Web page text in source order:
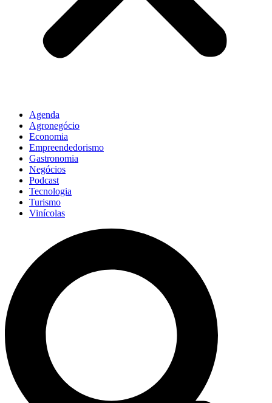
Agenda
Agronegócio
Economia
Empreendedorismo
Gastronomia
Negócios
Podcast
Tecnologia
Turismo
Vinícolas